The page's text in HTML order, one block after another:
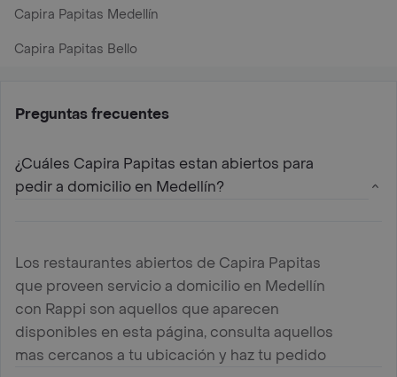
Capira Papitas Medellín
Capira Papitas Bello
Preguntas frecuentes
¿Cuáles Capira Papitas estan abiertos para
pedir a domicilio en Medellín?
Los restaurantes abiertos de Capira Papitas
que proveen servicio a domicilio en Medellín
con Rappi son aquellos que aparecen
disponibles en esta página, consulta aquellos
mas cercanos a tu ubicación y haz tu pedido